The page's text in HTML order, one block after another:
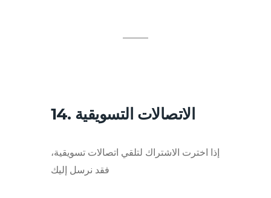
14. الاتصالات التسويقية
إذا اخترت الاشتراك لتلقي اتصالات تسويقية،
فقد نرسل إليك